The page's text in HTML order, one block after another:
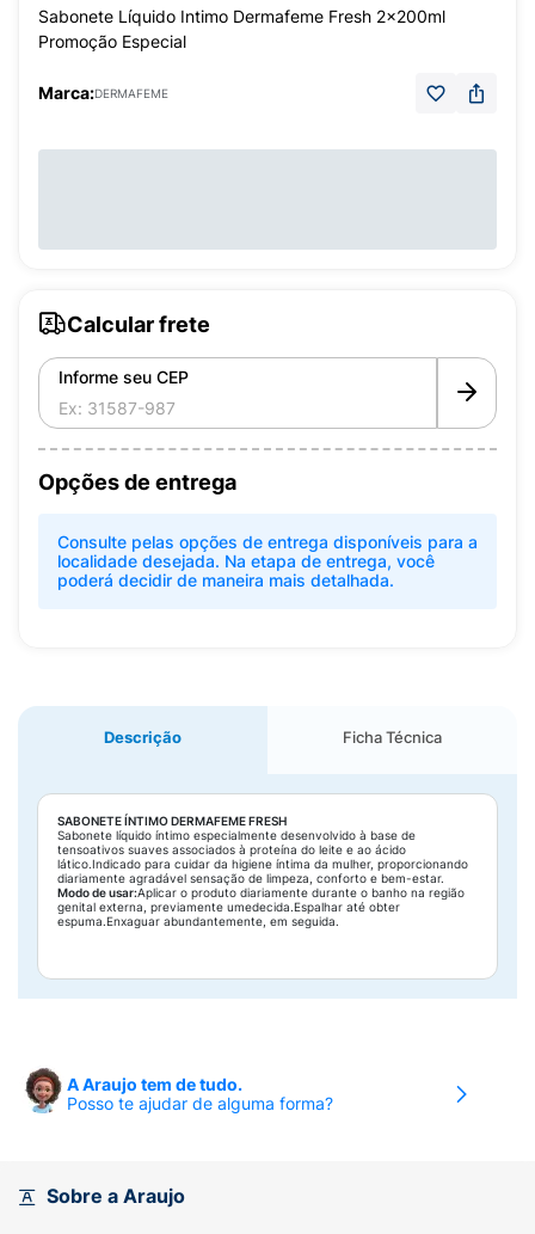
Sabonete Líquido Intimo Dermafeme Fresh 2x200ml
Promoção Especial
Marca:DERMAFEME
Calcular frete
Informe seu CEP
Opções de entrega
Consulte pelas opções de entrega disponíveis para a
localidade desejada. Na etapa de entrega, você
poderá decidir de maneira mais detalhada.
Descrição Ficha Técnica
SABONETE ÍNTIMO DERMAFEME FRESH
Sabonete líquido íntimo especialmente desenvolvido à base de
tensoativos suaves associados à proteína do leite e ao ácido
lático.Indicado para cuidar da higiene íntima da mulher, proporcionando
diariamente agradável sensação de limpeza, conforto e bem-estar.
Modo de usar:Aplicar o produto diariamente durante o banho na região
genital externa, previamente umedecida.Espalhar até obter
espuma.Enxaguar abundantemente, em seguida.
A Araujo tem de tudo.
Posso te ajudar de alguma forma?
Sobre a Araujo